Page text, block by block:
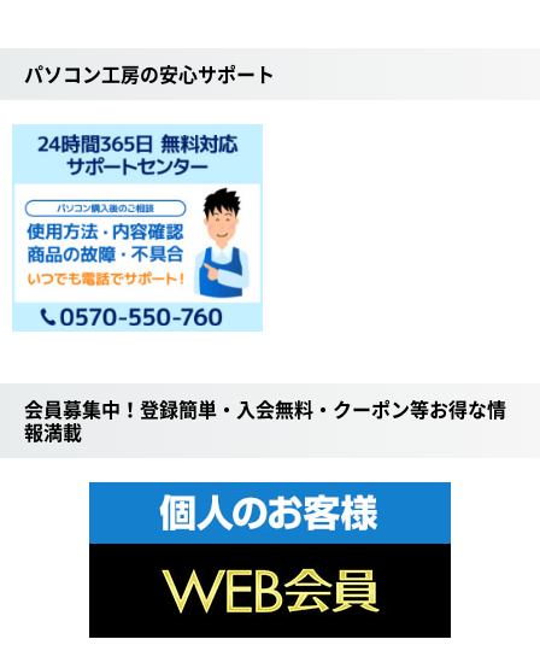
パソコン工房の安心サポート
会員募集中！登録簡単・入会無料・クーポン等お得な情
報満載